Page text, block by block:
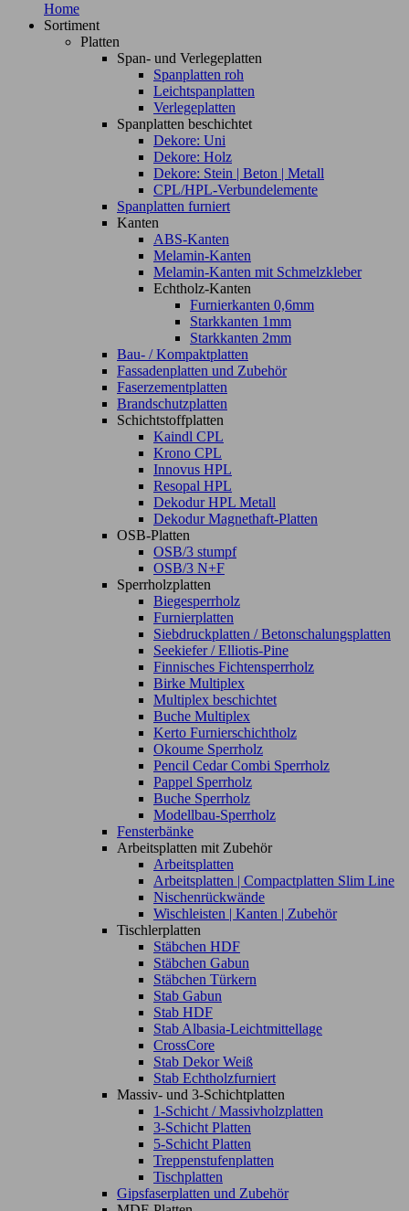
Home
Sortiment
Platten
Span- und Verlegeplatten
Spanplatten roh
Leichtspanplatten
Verlegeplatten
Spanplatten beschichtet
Dekore: Uni
Dekore: Holz
Dekore: Stein | Beton | Metall
CPL/HPL-Verbundelemente
Spanplatten furniert
Kanten
ABS-Kanten
Melamin-Kanten
Melamin-Kanten mit Schmelzkleber
Echtholz-Kanten
Furnierkanten 0,6mm
Starkkanten 1mm
Starkkanten 2mm
Bau- / Kompaktplatten
Fassadenplatten und Zubehör
Faserzementplatten
Brandschutzplatten
Schichtstoffplatten
Kaindl CPL
Krono CPL
Innovus HPL
Resopal HPL
Dekodur HPL Metall
Dekodur Magnethaft-Platten
OSB-Platten
OSB/3 stumpf
OSB/3 N+F
Sperrholzplatten
Biegesperrholz
Furnierplatten
Siebdruckplatten / Betonschalungsplatten
Seekiefer / Elliotis-Pine
Finnisches Fichtensperrholz
Birke Multiplex
Multiplex beschichtet
Buche Multiplex
Kerto Furnierschichtholz
Okoume Sperrholz
Pencil Cedar Combi Sperrholz
Pappel Sperrholz
Buche Sperrholz
Modellbau-Sperrholz
Fensterbänke
Arbeitsplatten mit Zubehör
Arbeitsplatten
Arbeitsplatten | Compactplatten Slim Line
Nischenrückwände
Wischleisten | Kanten | Zubehör
Tischlerplatten
Stäbchen HDF
Stäbchen Gabun
Stäbchen Türkern
Stab Gabun
Stab HDF
Stab Albasia-Leichtmittellage
CrossCore
Stab Dekor Weiß
Stab Echtholzfurniert
Massiv- und 3-Schichtplatten
1-Schicht / Massivholzplatten
3-Schicht Platten
5-Schicht Platten
Treppenstufenplatten
Tischplatten
Gipsfaserplatten und Zubehör